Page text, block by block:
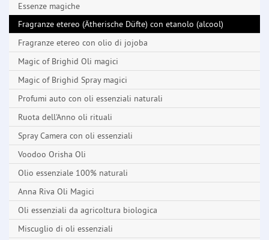
Essenze magiche
Fragranze etereo (Ätherische Düfte) con etanolo (alcool)
Fragranze etereo con olio di jojoba
Magic of Brighid Oli magici
Magic of Brighid Spray magici
Profumi auto con oli essenziali naturali
Ruota dell'Anno oli rituali
Spray Camera con oli essenziali
Voodoo Orisha Oli
Olio essenziale 100% naturali
Anna Riva Oli Magici
Oli essenziali da agricoltura biologica
Miscuglio di oli essenziali